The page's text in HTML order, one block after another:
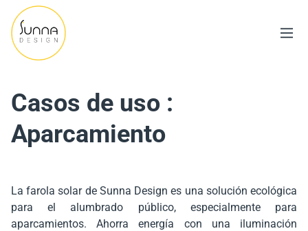
Casos de uso :
Aparcamiento
La farola solar de Sunna Design es una solución ecológica
para el alumbrado público, especialmente para
aparcamientos. Ahorra energía con una iluminación